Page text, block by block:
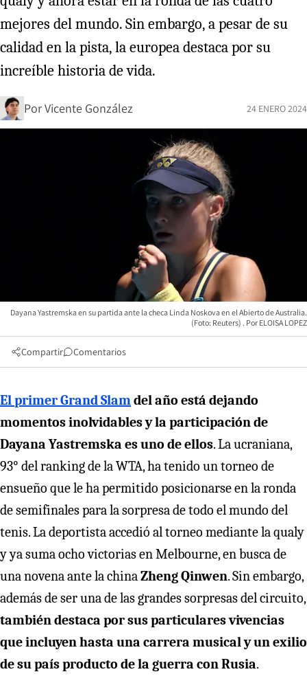
mejores del mundo. Sin embargo, a pesar de su
calidad en la pista, la europea destaca por su
increíble historia de vida.
PorVicente González 24 ENERO 2024
Dayana Yastremska en su partida ante la checa Linda Noskova en el Abierto de Australia.
(Foto: Reuters)
ELOISA LOPEZ
Compartir Comentarios
El primer Grand Slamdel año está dejando
momentos inolvidables y la participación de
Dayana Yastremska es uno de ellos. La ucraniana,
93° del ranking de la WTA, ha tenido un torneo de
ensueño que le ha permitido posicionarse en la ronda
de semifinales para la sorpresa de todo el mundo del
tenis. La deportista accedió al torneo mediante la qualy
y ya suma ocho victorias en Melbourne, en busca de
una novena ante la chinaZheng Qinwen. Sin embargo,
además de ser una de las grandes sorpresas del circuito,
también destaca por sus particulares vivencias
que incluyen hasta una carrera musical y un exilio
de su país producto de la guerra con Rusia.